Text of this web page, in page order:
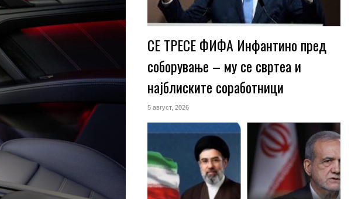
СЕ ТРЕСЕ ФИФА Инфантино пред
соборување – му се свртеа и
најблиските соработници
5 август, 2026